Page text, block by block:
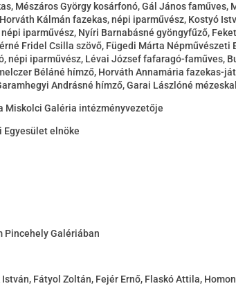
Mészáros György kosárfonó, Gál János
Kálmán fazekas, népi iparművész, Kostyó
iparművész, Nyíri Barnabásné gyöngyfűző,
Fridel Csilla szövő, Fügedi Márta Népművészeti
népi iparművész, Lévai József fafaragó-faműves,
Béláné hímző, Horváth Annamária fazekas-
Andrásné hímző, Garai Lászlóné
Miskolci Galéria intézményvezetője
Egyesület elnöke
Pincehely Galériában
Fátyol Zoltán, Fejér Ernő, Flaskó Attila,